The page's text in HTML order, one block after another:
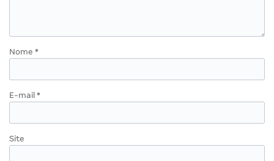
Nome *
E-mail *
Site